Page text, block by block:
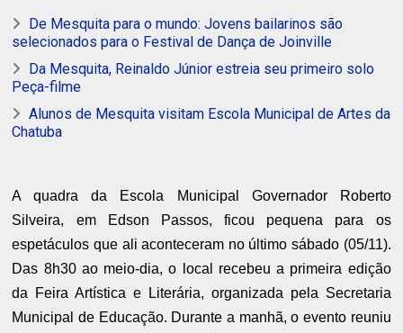
De Mesquita para o mundo: Jovens bailarinos são
selecionados para o Festival de Dança de Joinville
Da Mesquita, Reinaldo Júnior estreia seu primeiro solo
Peça-filme
Alunos de Mesquita visitam Escola Municipal de Artes da
Chatuba
A quadra da Escola Municipal Governador Roberto
Silveira, em Edson Passos, ficou pequena para os
espetáculos que ali aconteceram no último sábado (05/11).
Das 8h30 ao meio-dia, o local recebeu a primeira edição
da Feira Artística e Literária, organizada pela Secretaria
Municipal de Educação. Durante a manhã, o evento reuniu